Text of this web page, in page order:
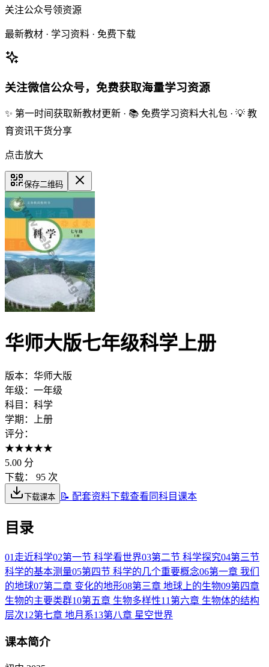
关注公众号领资源
最新教材 · 学习资料 · 免费下载
关注微信公众号，免费获取海量学习资源
✨ 第一时间获取新教材更新 · 📚 免费学习资料大礼包 · 💡 教
育资讯干货分享
点击放大
保存二维码
华师大版七年级科学上册
版本： 华师大版
年级： 一年级
科目： 科学
学期：
上册
评分：
★★★★★
5.00 分
下载：
95 次
下载课本 📝 配套资料下载查看同科目课本
目录
01 走近科学02第一节 科学看世界03第二节 科学探究04第三节
科学的基本测量05第四节 科学的几个重要概念06第一章 我们
的地球07第二章 变化的地形08第三章 地球上的生物09第四章
生物的主要类群10第五章 生物多样性11 第六章 生物体的结构
层次12第七章 地月系13第八章 星空世界
课本简介